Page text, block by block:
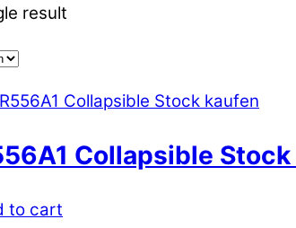
result
Collapsible
to cart